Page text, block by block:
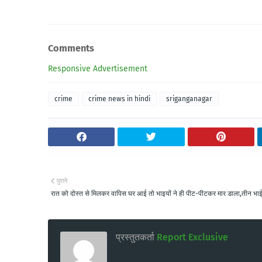
Comments
Responsive Advertisement
crime crime news in hindi sriganganagar
पुराने
रात को दोस्त से मिलकर वापिस घर आई तो भाइयों ने ही पीट-पीटकर मार डाला,तीन भाई
प्रस्तुतकर्ता Report Exclusive